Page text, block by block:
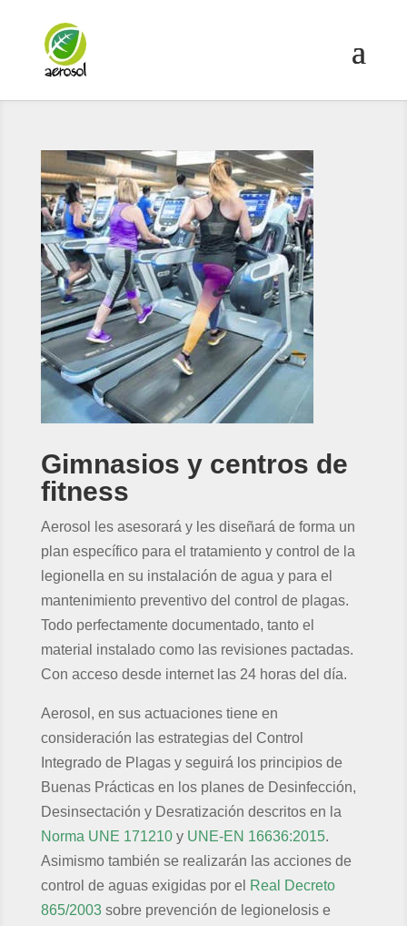
Gimnasios y centros de
fitness
Aerosol les asesorará y les diseñará de forma un
plan específico para el tratamiento y control de la
legionella en su instalación de agua y para el
mantenimiento preventivo del control de plagas.
Todo perfectamente documentado, tanto el
material instalado como las revisiones pactadas.
Con acceso desde internet las 24 horas del día.
Aerosol, en sus actuaciones tiene en
consideración las estrategias del Control
Integrado de Plagas y seguirá los principios de
Buenas Prácticas en los planes de Desinfección,
Desinsectación y Desratización descritos en la
Norma UNE 171210y UNE-EN 16636:2015.
Asimismo también se realizarán las acciones de
control de aguas exigidas por el
Real Decreto
865/2003sobre prevención de legionelosis e